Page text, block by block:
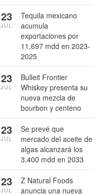
Tequila mexicano
acumula
exportaciones por
11,697 mdd en 2023-
2025
23
JUL
Bulleit Frontier
Whiskey presenta su
nueva mezcla de
bourbon y centeno
23
JUL
Se prevé que
mercado del aceite de
algas alcanzará los
3,400 mdd en 2033
23
JUL
Z Natural Foods
anuncia una nueva
23
JUL